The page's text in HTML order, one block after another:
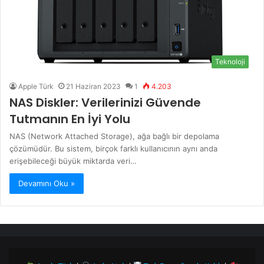
Teknoloji
Apple Türk 21 Haziran 2023 1 4.203
NAS Diskler: Verilerinizi Güvende
Tutmanın En İyi Yolu
NAS (Network Attached Storage), ağa bağlı bir depolama
çözümüdür. Bu sistem, birçok farklı kullanıcının aynı anda
erişebileceği büyük miktarda veri…
Devamını Oku »